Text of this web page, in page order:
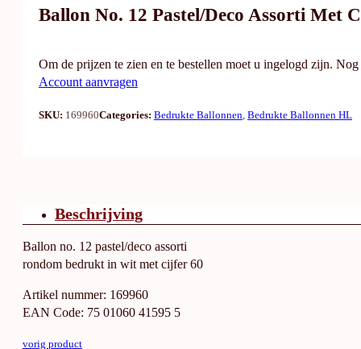
Ballon No. 12 Pastel/deco Assorti Met
Om de prijzen te zien en te bestellen moet u ingelogd zijn. Nog
Account aanvragen
SKU: 169960Categories: Bedrukte Ballonnen Bedrukte Ballonnen HL
Beschrijving
Ballon no. 12 pastel/deco assorti
rondom bedrukt in wit met cijfer 60
Artikel nummer: 169960
EAN Code: 75 01060 41595 5
vorig product